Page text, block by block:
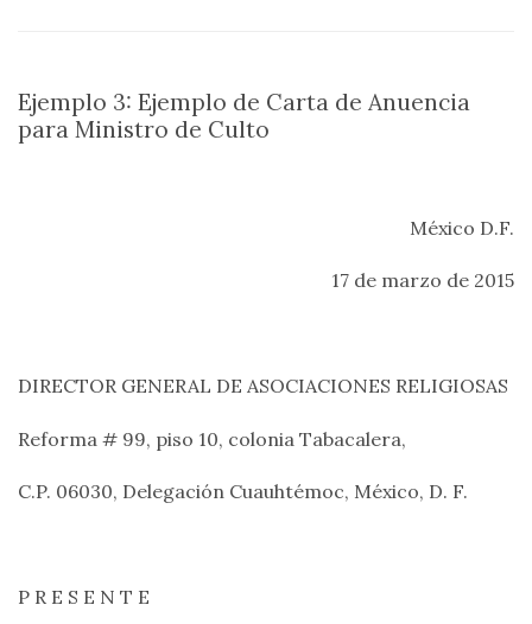
Ejemplo 3: Ejemplo de Carta de Anuencia
para Ministro de Culto
México D.F.
17 de marzo de 2015
DIRECTOR GENERAL DE ASOCIACIONES RELIGIOSAS
Reforma # 99, piso 10, colonia Tabacalera,
C.P. 06030, Delegación Cuauhtémoc, México, D. F.
P R E S E N T E